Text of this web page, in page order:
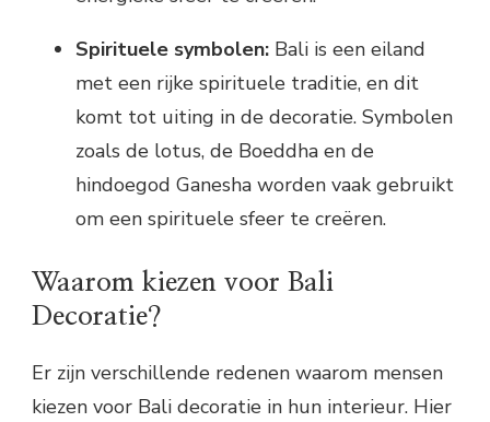
Spirituele symbolen: Bali is een eiland
met een rijke spirituele traditie, en dit
komt tot uiting in de decoratie. Symbolen
zoals de lotus, de Boeddha en de
hindoegod Ganesha worden vaak gebruikt
om een spirituele sfeer te creëren.
Waarom kiezen voor Bali
Decoratie?
Er zijn verschillende redenen waarom mensen
kiezen voor Bali decoratie in hun interieur. Hier